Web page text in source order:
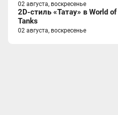
02 августа, воскресенье
2D-стиль «Татау» в World of
Tanks
02 августа, воскресенье